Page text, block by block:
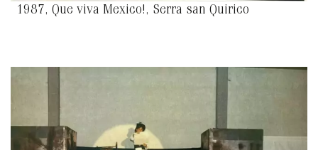
1987, Que viva Mexico!, Serra san Quirico